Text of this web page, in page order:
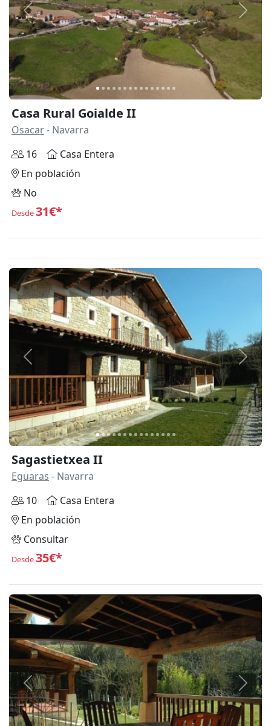
Anterior
Casa Rural Goialde II
Osacar- Navarra
16
Casa Entera
En población
No
Desde31€*
Anterior
Sagastietxea II
Eguaras - Navarra
10
Casa Entera
En población
Consultar
Desde35€*
Anterior